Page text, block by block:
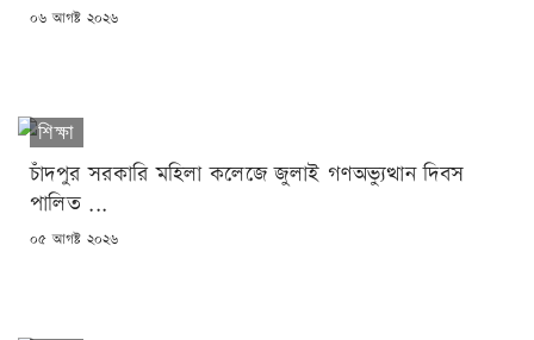
POSTED
০৬ আগষ্ট ২০২৬
শিক্ষা
চাঁদপুর সরকারি মহিলা কলেজে জুলাই গণঅভ্যুত্থান দিবস
পালিত ...
POSTED
০৫ আগষ্ট ২০২৬